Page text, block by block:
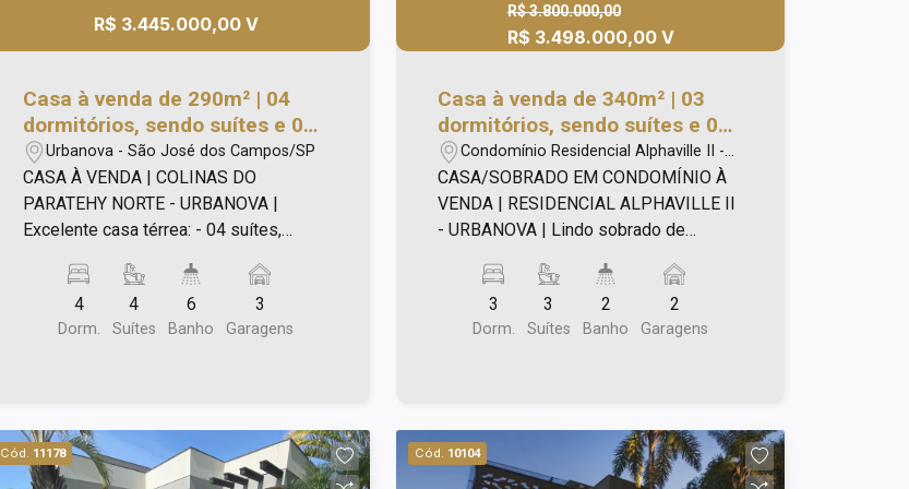
R$ 3.445.000,00 V
Casa à venda de 290m² | 04
dormitórios, sendo suítes e 03
vagas de garagem | Colinas do
Paratehy Norte - Urbanova |
São José dos Campos |
Urbanova - São José dos Campos/SP
CASA À VENDA | COLINAS DO
PARATEHY NORTE - URBANOVA |
Excelente casa térrea: - 04 suítes,
ambientes; - Cozinha americana com
despensa; - Escritório; - lavabo; -
Piscina com banheiro externo; - Área
Solar; - Piso porcelanto e vinílico; -
Cooktop; - Luminárias; Agende uma
4
Dorm.
4
Suítes
6
Banho
3
Garagens
R$ 3.800.000,00
R$ 3.498.000,00 V
Casa à venda de 340m² | 03
dormitórios, sendo suítes e 02
vagas de garagem |
Condomínio Alphaville II -
Alphaville II | São José dos
Campos |
Condomínio Residencial Alphaville II -
São José dos Campos/SP
CASA/SOBRADO EM CONDOMÍNIO À
VENDA | RESIDENCIAL ALPHAVILLE II
- URBANOVA | Lindo sobrado de
superior, sendo 02 suítes com closet; -
Sala de TV que pode ser revertida em
um 4° dormitorio no piso inferior; - Sala
churrasqueira e piscina; - 04 vagas de
garagem. O Condomínio Residencial
3
Dorm.
3
Suítes
2
Banho
2
Garagens
Cód. 11178 Cód. 10104